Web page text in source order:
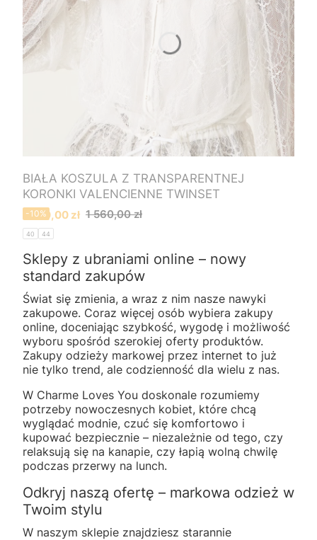
BIAŁA KOSZULA Z TRANSPARENTNEJ
KORONKI VALENCIENNE TWINSET
Cena promocyjna
1 400,00 zł 1 560,00 zł
-10%
40 44
Sklepy z ubraniami online – nowy
standard zakupów
Świat się zmienia, a wraz z nim nasze nawyki
zakupowe. Coraz więcej osób wybiera zakupy
online, doceniając szybkość, wygodę i możliwość
wyboru spośród szerokiej oferty produktów.
Zakupy odzieży markowej przez internet to już
nie tylko trend, ale codzienność dla wielu z nas.
W Charme Loves You doskonale rozumiemy
potrzeby nowoczesnych kobiet, które chcą
wyglądać modnie, czuć się komfortowo i
kupować bezpiecznie – niezależnie od tego, czy
relaksują się na kanapie, czy łapią wolną chwilę
podczas przerwy na lunch.
Odkryj naszą ofertę – markowa odzież w
Twoim stylu
W naszym sklepie znajdziesz starannie